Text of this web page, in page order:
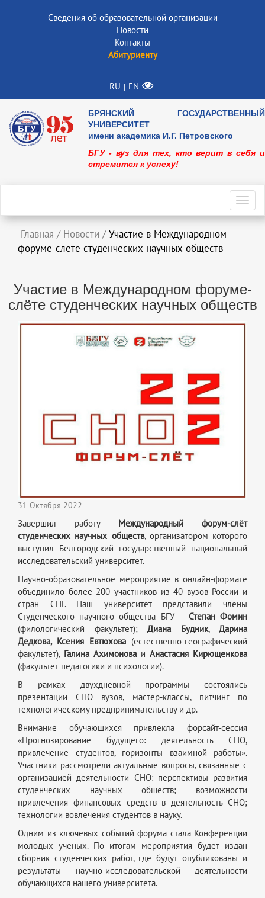
Сведения об образовательной организации
Новости
Контакты
Абитуриенту
RU | EN
БРЯНСКИЙ ГОСУДАРСТВЕННЫЙ
УНИВЕРСИТЕТ
имени академика И.Г. Петровского
БГУ - вуз для тех, кто верит в себя и
стремится к успеху!
Главная / Новости / Участие в Международном
форуме-слёте студенческих научных обществ
Участие в Международном форуме-
слёте студенческих научных обществ
31 Октября 2022
Завершил работу Международный форум-слёт
студенческих научных обществ, организатором которого
выступил Белгородский государственный национальный
исследовательский университет.
Научно-образовательное мероприятие в онлайн-формате
объединило более 200 участников из 40 вузов России и
стран СНГ. Наш университет представили члены
Студенческого научного общества БГУ – Степан Фомин
(филологический факультет); Диана Будник, Дарина
Дедкова, Ксения Евтюхова (естественно-географический
факультет), Галина Ахимонова и Анастасия Кирющенкова
(факультет педагогики и психологии).
В рамках двухдневной программы состоялись
презентации СНО вузов, мастер-классы, питчинг по
технологическому предпринимательству и др.
Внимание обучающихся привлекла форсайт-сессия
«Прогнозирование будущего: деятельность СНО,
привлечение студентов, горизонты взаимной работы».
Участники рассмотрели актуальные вопросы, связанные с
организацией деятельности СНО: перспективы развития
студенческих научных обществ; возможности
привлечения финансовых средств в деятельность СНО;
технологии вовлечения студентов в науку.
Одним из ключевых событий форума стала Конференции
молодых ученых. По итогам мероприятия будет издан
сборник студенческих работ, где будут опубликованы и
результаты научно-исследовательской деятельности
обучающихся нашего университета.